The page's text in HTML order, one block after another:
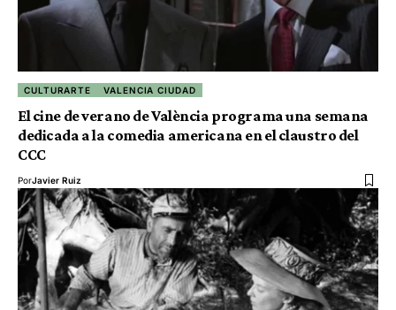
CULTURARTE VALENCIA CIUDAD
El cine de verano de València programa una semana
dedicada a la comedia americana en el claustro del
CCC
PorJavier Ruiz